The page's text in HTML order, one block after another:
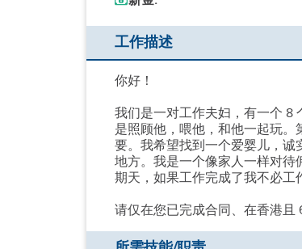
工作描述
你好！
我们是一对工作夫妇，有一个 8
是照顾他，喂他，和他一起玩
要。我希望找到一个爱婴儿，
地方。我是一个像家人一样对
期天，如果工作完成了我不必工
请仅在您已完成合同、在香港且